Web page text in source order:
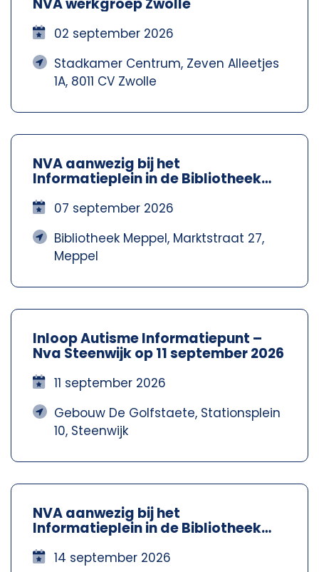
02 september 2026
Stadkamer Centrum, Zeven Alleetjes
1A, 8011 CV Zwolle
NVA aanwezig bij het
Informatieplein in de Bibliotheek
Meppel
07 september 2026
Bibliotheek Meppel, Marktstraat 27,
Meppel
Inloop Autisme Informatiepunt –
Nva Steenwijk op 11 september 2026
11 september 2026
Gebouw De Golfstaete, Stationsplein
10, Steenwijk
NVA aanwezig bij het
Informatieplein in de Bibliotheek
Meppel
14 september 2026